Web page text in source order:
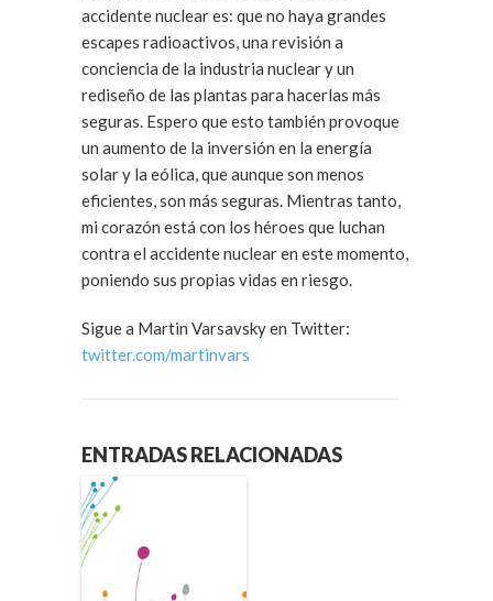
accidente nuclear es: que no haya grandes
escapes radioactivos, una revisión a
conciencia de la industria nuclear y un
rediseño de las plantas para hacerlas más
seguras. Espero que esto también provoque
un aumento de la inversión en la energía
solar y la eólica, que aunque son menos
eficientes, son más seguras. Mientras tanto,
mi corazón está con los héroes que luchan
contra el accidente nuclear en este momento,
poniendo sus propias vidas en riesgo.
Sigue a Martin Varsavsky en Twitter:
twitter.com/martinvars
ENTRADAS RELACIONADAS